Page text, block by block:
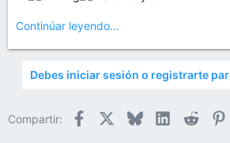
Continúar leyendo...
Debes iniciar sesión o registrarte
Compartir: Facebook BlueskyLinkedIn
Reddit